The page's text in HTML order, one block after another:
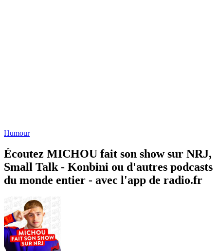
Humour
Écoutez MICHOU fait son show sur NRJ,
Small Talk - Konbini ou d'autres podcasts
du monde entier - avec l'app de radio.fr